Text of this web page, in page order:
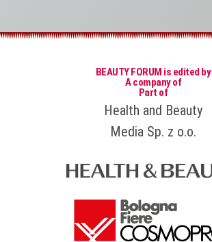
BEAUTY FORUM is edited by
A company of
Part of
Health and Beauty
Media Sp. z o.o.